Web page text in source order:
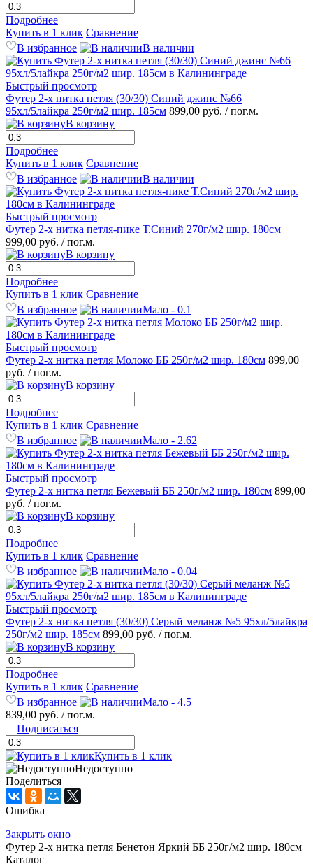
Подробнее
Купить в 1 клик Сравнение
В избранное
В наличии
Быстрый просмотр
Футер 2-х нитка петля (30/30) Синий джинс №66
95хл/5лайкра 250г/м2 шир. 185см 899,00 руб. / пог.м.
В корзину
Подробнее
Купить в 1 клик Сравнение
В избранное
В наличии
Быстрый просмотр
Футер 2-х нитка петля-пике Т.Синий 270г/м2 шир. 180см
999,00 руб. / пог.м.
В корзину
Подробнее
Купить в 1 клик Сравнение
В избранное
Мало - 0.1
Быстрый просмотр
Футер 2-х нитка петля Молоко ББ 250г/м2 шир. 180см 899,00
руб. / пог.м.
В корзину
Подробнее
Купить в 1 клик Сравнение
В избранное
Мало - 2.62
Быстрый просмотр
Футер 2-х нитка петля Бежевый ББ 250г/м2 шир. 180см 899,00
руб. / пог.м.
В корзину
Подробнее
Купить в 1 клик Сравнение
В избранное
Мало - 0.04
Быстрый просмотр
Футер 2-х нитка петля (30/30) Серый меланж №5 95хл/5лайкра
250г/м2 шир. 185см 899,00 руб. / пог.м.
В корзину
Подробнее
Купить в 1 клик Сравнение
В избранное
Мало - 4.5
839,00 руб. / пог.м.
Подписаться
Купить в 1 клик
Недоступно
Поделиться
Ошибка
Закрыть окно
Футер 2-х нитка петля Бенетон Яркий ББ 250г/м2 шир. 180см
Каталог